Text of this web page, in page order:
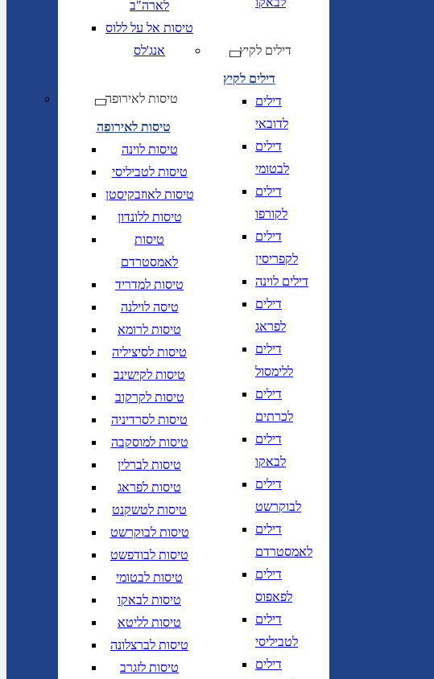
לארה"ב
טיסות אל על ללוס
אנג'לס
טיסות לאירופה
טיסות לאירופה
טיסות לוינה
טיסות לטביליסי
טיסות לאוזבקיסטן
טיסות ללונדון
טיסות
לאמסטרדם
טיסות למדריד
טיסה לוילנה
טיסות לרומא
טיסות לסיציליה
טיסות לקישינב
טיסות לקרקוב
טיסות לסרדיניה
טיסות למוסקבה
טיסות לברלין
טיסות לפראג
טיסות לטשקנט
טיסות לבוקרשט
טיסות לבודפשט
טיסות לבטומי
טיסות לבאקו
טיסות לליטא
טיסות לברצלונה
טיסות לזגרב
דילים לקיץ
דילים לקיץ
דילים
לדובאי
דילים
לבטומי
דילים
לקורפו
דילים
לקפריסין
דילים לוינה
דילים
לפראג
דילים
ללימסול
דילים
לכרתים
דילים
לבאקו
דילים
לבוקרשט
דילים
לאמסטרדם
דילים
לפאפוס
דילים
לטביליסי
דילים